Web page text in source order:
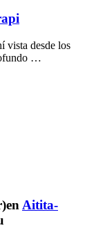
vista desde los
…
Aitita-